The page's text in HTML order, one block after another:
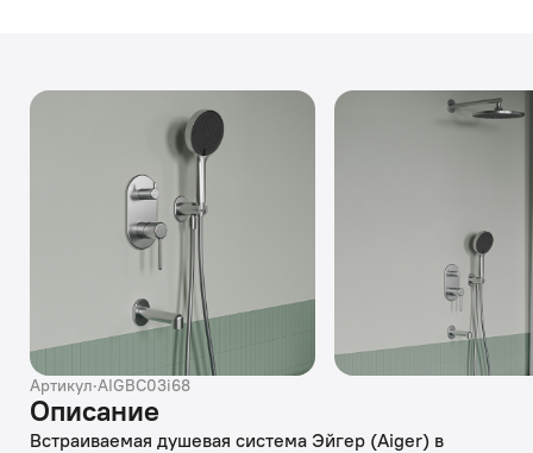
Артикул·AIGBC03i68
Описание
Встраиваемая душевая система Эйгер (Aiger) в